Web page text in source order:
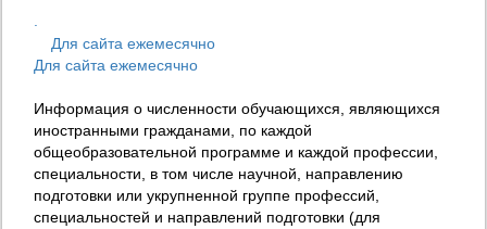
Для сайта ежемесячно
Для сайта ежемесячно
Информация о численности обучающихся, являющихся
иностранными гражданами, по каждой
общеобразовательной программе и каждой профессии,
специальности, в том числе научной, направлению
подготовки или укрупненной группе профессий,
специальностей и направлений подготовки (для